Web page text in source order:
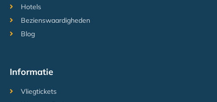
Hotels
Bezienswaardigheden
Blog
Informatie
Vliegtickets